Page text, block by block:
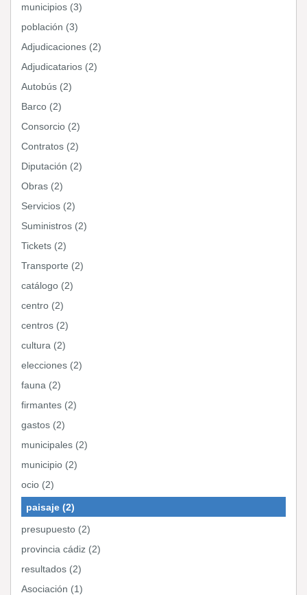
municipios (3)
población (3)
Adjudicaciones (2)
Adjudicatarios (2)
Autobús (2)
Barco (2)
Consorcio (2)
Contratos (2)
Diputación (2)
Obras (2)
Servicios (2)
Suministros (2)
Tickets (2)
Transporte (2)
catálogo (2)
centro (2)
centros (2)
cultura (2)
elecciones (2)
fauna (2)
firmantes (2)
gastos (2)
municipales (2)
municipio (2)
ocio (2)
paisaje (2)
presupuesto (2)
provincia cádiz (2)
resultados (2)
Asociación (1)